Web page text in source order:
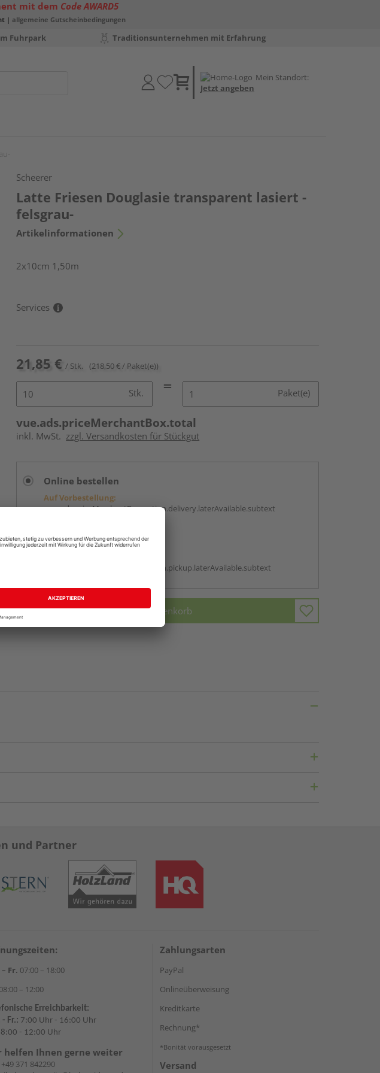
mit dem Code AWARD5
| allgemeine Gutscheinbedingungen
Fuhrpark Traditionsunternehmen mit Erfahrung
Mein Standort:
Jetzt angeben
Scheerer
Latte Friesen Douglasie transparent lasiert -
felsgrau-
Artikelinformationen
2x10cm 1,50m
Services
21,85 € / Stk. (218,50 € / Paket(e))
Stk. Paket(e)
vue.ads.priceMerchantBox.total
inkl. MwSt. zzgl. Versandkosten für Stückgut
Online bestellen
Auf Vorbestellung:
vue.ads.priceMerchantBox.option.delivery.laterAvailable.subtext
Beim Händler abholen
vue.ads.priceMerchantBox.option.pickup.laterAvailable.subtext
In den Warenkorb
und Partner
Fr. 07:00 – 18:00
08:00 – 12:00
Erreichbarkeit:
Fr.: 7:00 Uhr - 16:00 Uhr
8:00 - 12:00 Uhr
helfen Ihnen gerne weiter
+49 371 842290
Zahlungsarten
PayPal
Onlineüberweisung
Kreditkarte
Rechnung*
*Bonität vorausgesetzt
Versand